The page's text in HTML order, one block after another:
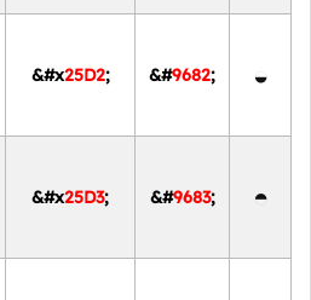
◒
&#9682;
&#x25D2;
◓
&#9683;
&#x25D3;